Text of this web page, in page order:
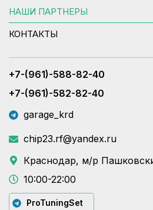
НАШИ ПАРТНЕРЫ
КОНТАКТЫ
+7-(961)-588-82-40
+7-(961)-582-82-40
garage_krd
chip23.rf@yandex.ru
Краснодар, м/р
10:00-22:00
ProTuningSet